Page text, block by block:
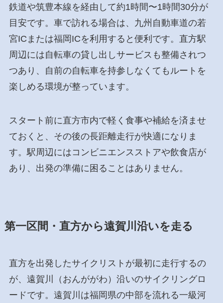
鉄道や筑豊本線を経由して約1時間〜1時間30分が
目安です。車で訪れる場合は、九州自動車道の若
宮ICまたは福岡ICを利用すると便利です。直方駅
周辺には自転車の貸し出しサービスも整備されつ
つあり、自前の自転車を持参しなくてもルートを
楽しめる環境が整っています。
スタート前に直方市内で軽く食事や補給を済ませ
ておくと、その後の長距離走行が快適になりま
す。駅周辺にはコンビニエンスストアや飲食店が
あり、出発の準備に困ることはありません。
第一区間・直方から遠賀川沿いを走る
直方を出発したサイクリストが最初に走行するの
が、遠賀川（おんががわ）沿いのサイクリングロ
ードです。遠賀川は福岡県の中部を流れる一級河